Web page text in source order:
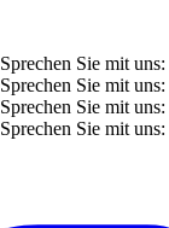
Sprechen Sie mit uns:
Sprechen Sie mit uns:
Sprechen Sie mit uns:
Sprechen Sie mit uns: